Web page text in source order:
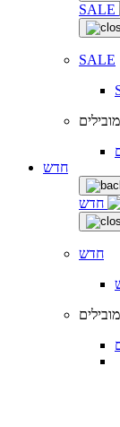
SALE
SALE
חדש
חדש
חדש